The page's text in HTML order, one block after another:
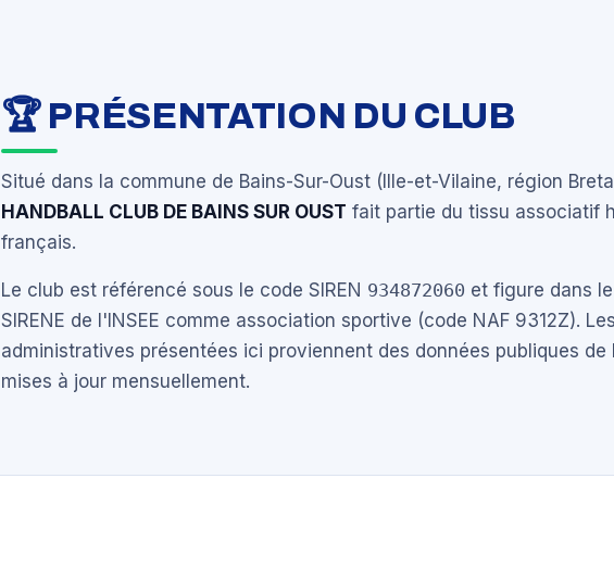
🏆 PRÉSENTATION DU CLUB
Situé dans la commune de Bains-Sur-Oust (Ille-et-Vilaine, région
HANDBALL CLUB DE BAINS SUR OUST fait partie du tissu associatif
français.
Le club est référencé sous le code SIREN 934872060 et figure dans
SIRENE de l'INSEE comme association sportive (code NAF 9312Z).
administratives présentées ici proviennent des données publiques de
mises à jour mensuellement.